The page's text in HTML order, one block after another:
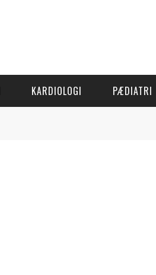
KARDIOLOGI PÆDIATRI